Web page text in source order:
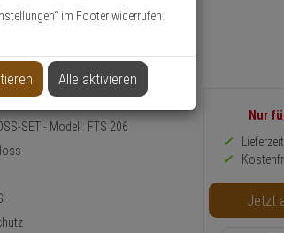
SET - Modell: FTS 206
Preis,
oder
Nur
Jetzt
im Footer widerrufen.
Alle aktivieren